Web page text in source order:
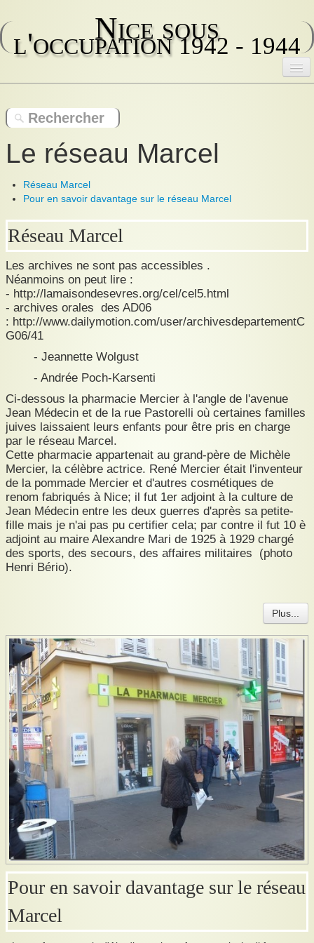
Nice sous
l'occupation1942 - 1944
Rôle des fonctionnaires de police
La collaboration
Déportations : convois
La résistance
Attitude de la population
Population arrêtée : Résultats commentés
Registres de déportation
Liste de 2876 noms
Rafle d'Août 1942
Occupation italienne
Le réseau Marcel
Références video et audio
Autres références et CONTACT
Le réseau Marcel
Réseau Marcel
Pour en savoir davantage sur le réseau Marcel
Réseau Marcel
Les archives ne sont pas accessibles .
Néanmoins on peut lire :
- http://lamaisondesevres.org/cel/cel5.html
- archives orales des AD06
: http://www.dailymotion.com/user/archivesdepartementC
G06/41
- Jeannette Wolgust
- Andrée Poch-Karsenti
Ci-dessous la pharmacie Mercier à l'angle de l'avenue
Jean Médecin et de la rue Pastorelli où certaines familles
juives laissaient leurs enfants pour être pris en charge
par le réseau Marcel.
Cette pharmacie appartenait au grand-père de Michèle
Mercier, la célèbre actrice. René Mercier était l'inventeur
de la pommade Mercier et d'autres cosmétiques de
renom fabriqués à Nice; il fut 1er adjoint à la culture de
Jean Médecin entre les deux guerres d'après sa petite-
fille mais je n'ai pas pu certifier cela; par contre il fut 10 è
adjoint au maire Alexandre Mari de 1925 à 1929 chargé
des sports, des secours, des affaires militaires (photo
Henri Bério).
Plus...
Pour en savoir davantage sur le réseau
Marcel